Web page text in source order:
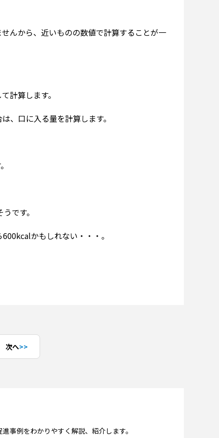
んから、近いものの数値で計算することが一
計算します。
、口に入る量を計算します。
です。
かもしれない・・・。
次へ
事例をわかりやすく解説、紹介します。